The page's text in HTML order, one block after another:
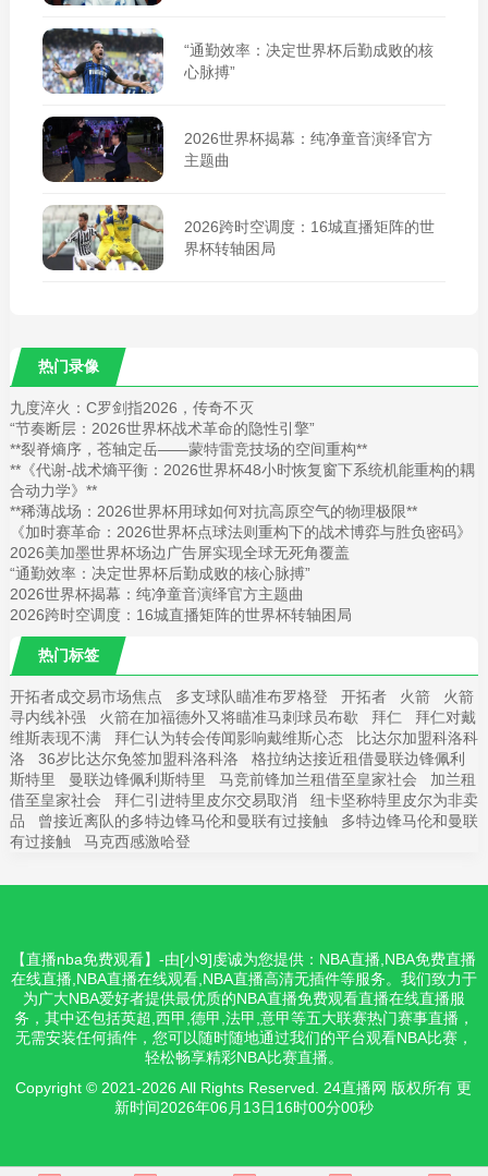
“通勤效率：决定世界杯后勤成败的核
心脉搏”
2026世界杯揭幕：纯净童音演绎官方
主题曲
2026跨时空调度：16城直播矩阵的世
界杯转轴困局
热门录像
九度淬火：C罗剑指2026，传奇不灭
“节奏断层：2026世界杯战术革命的隐性引擎”
**裂脊熵序，苍轴定岳——蒙特雷竞技场的空间重构**
**《代谢-战术熵平衡：2026世界杯48小时恢复窗下系统机能重构的耦
合动力学》**
**稀薄战场：2026世界杯用球如何对抗高原空气的物理极限**
《加时赛革命：2026世界杯点球法则重构下的战术博弈与胜负密码》
2026美加墨世界杯场边广告屏实现全球无死角覆盖
“通勤效率：决定世界杯后勤成败的核心脉搏”
2026世界杯揭幕：纯净童音演绎官方主题曲
2026跨时空调度：16城直播矩阵的世界杯转轴困局
热门标签
开拓者成交易市场焦点 多支球队瞄准布罗格登 开拓者 火箭
火箭
寻内线补强
火箭在加福德外又将瞄准马刺球员布歇 拜仁
拜仁对戴
维斯表现不满
拜仁认为转会传闻影响戴维斯心态
比达尔加盟科洛科
洛
36岁比达尔免签加盟科洛科洛
格拉纳达接近租借曼联边锋佩利
斯特里
曼联边锋佩利斯特里 马竞前锋加兰租借至皇家社会
加兰租
借至皇家社会
拜仁引进特里皮尔交易取消
纽卡坚称特里皮尔为非卖
品
曾接近离队的多特边锋马伦和曼联有过接触
多特边锋马伦和曼联
有过接触
马克西感激哈登
【直播nba免费观看】-由[小9]虔诚为您提供：NBA直播,NBA免费直播
在线直播,NBA直播在线观看,NBA直播高清无插件等服务。我们致力于
为广大NBA爱好者提供最优质的NBA直播免费观看直播在线直播服
务，其中还包括英超,西甲,德甲,法甲,意甲等五大联赛热门赛事直播，
无需安装任何插件，您可以随时随地通过我们的平台观看NBA比赛，
轻松畅享精彩NBA比赛直播。
Copyright © 2021-2026 All Rights Reserved. 24直播网 版权所有 更
新时间2026年06月13日16时00分00秒